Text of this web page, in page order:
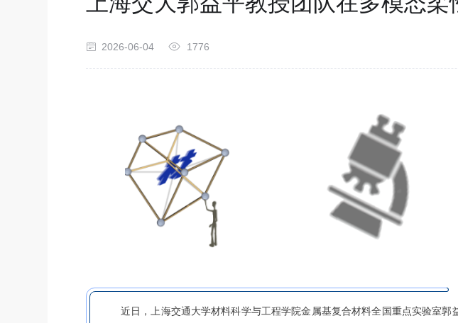
2026-06-04 1776
近日，上海交通大学材料科学与工程学院金属基复合材料全国重点实验室